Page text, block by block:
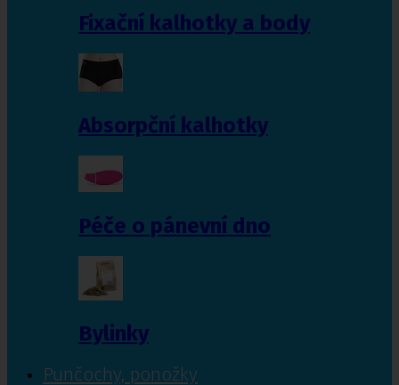
Fixační kalhotky a body
Absorpční kalhotky
Péče o pánevní dno
Bylinky
Punčochy, ponožky